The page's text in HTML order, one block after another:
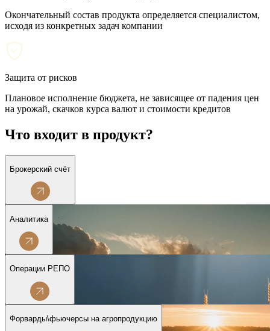
Окончательный состав продукта определяется специалистом,
исходя из конкретных задач компании
Защита от рисков
Плановое исполнение бюджета, не зависящее от падения цен
на урожай, скачков курса валют и стоимости кредитов
Что входит в продукт?
Брокерский счёт
Аналитика
Операции РЕПО
Форварды\фьючерсы на агропродукцию